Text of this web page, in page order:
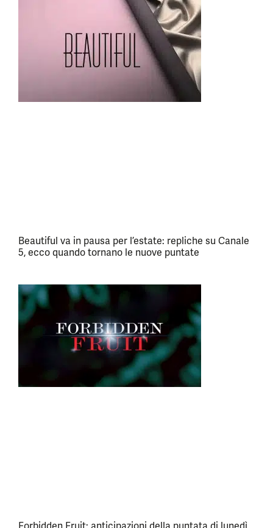
Beautiful va in pausa per l’estate: repliche su Canale
5, ecco quando tornano le nuove puntate